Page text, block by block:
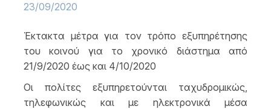
23/09/2020
Έκτακτα μέτρα για τον τρόπο εξυπηρέτησης
του κοινού για το χρονικό διάστημα από
21/9/2020 έως και 4/10/2020
Οι πολίτες εξυπηρετούνται ταχυδρομικώς,
τηλεφωνικώς και με ηλεκτρονικά μέσα